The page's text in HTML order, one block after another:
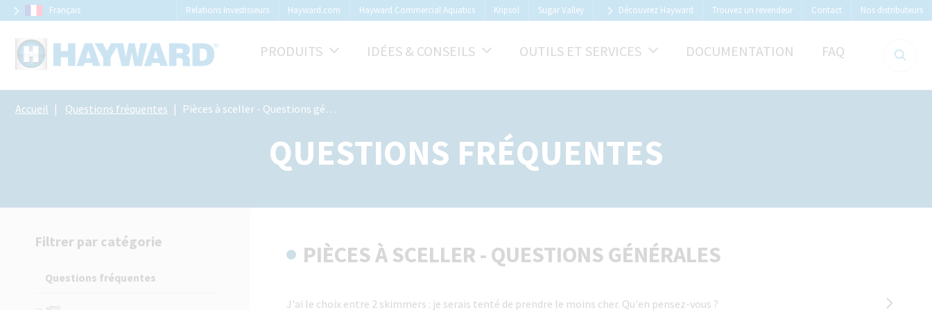
Français Relations Investisseurs Hayward.com Hayward Commercial Aquatics Kripsol Sugar Valley Découvrez Hayward Trouvez un revendeur Contact Nos distributeurs
PRODUITS IDÉES & CONSEILS OUTILS ET SERVICES DOCUMENTATION FAQ
Accueil Questions fréquentes Pièces à sceller - Questions générales
QUESTIONS FRÉQUENTES
Filtrer par catégorie
Questions fréquentes
PIÈCES À SCELLER - QUESTIONS GÉNÉRALES
J'ai le choix entre 2 skimmers : je serais tenté de prendre le moins cher. Qu'en pensez-vous ?
Panneau de gestion des cookies